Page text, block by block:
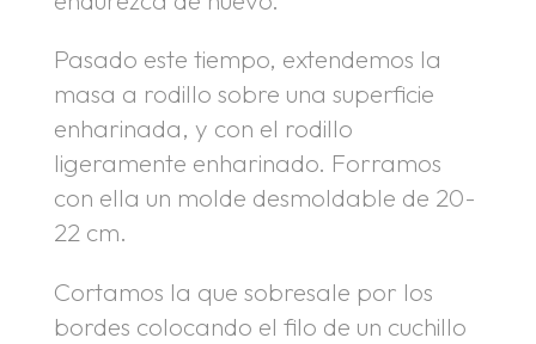
Pasado este tiempo, extendemos la
masa a rodillo sobre una superficie
enharinada, y con el rodillo
ligeramente enharinado. Forramos
con ella un molde desmoldable de 20-
22 cm.
Cortamos la que sobresale por los
bordes colocando el filo de un cuchillo